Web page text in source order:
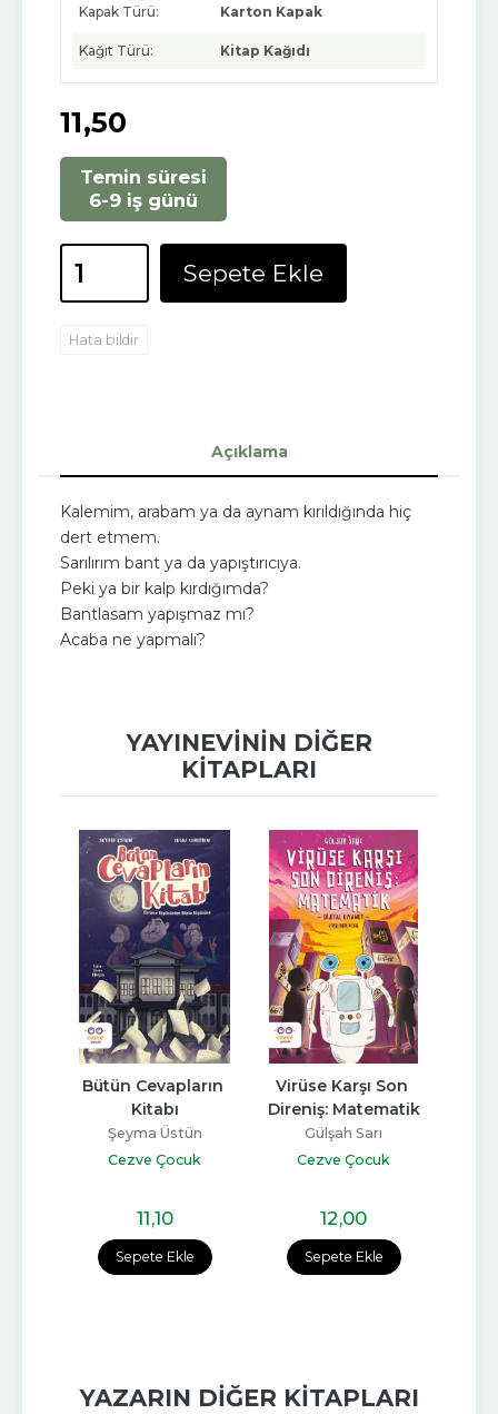
Kapak Türü: Karton Kapak
Kağıt Türü: Kitap Kağıdı
11,50
Temin süresi
6-9 iş günü
Sepete Ekle
Hata bildir
Açıklama
Kalemim, arabam ya da aynam kırıldığında hiç
dert etmem.
Sarılırım bant ya da yapıştırıcıya.
Peki ya bir kalp kırdığımda?
Bantlasam yapışmaz mı?
Acaba ne yapmalı?
YAYINEVININ DIĞER
KITAPLARI
Sepete Ekle
Bütün Cevapların
Kitabı
Şeyma Üstün
Cezve Çocuk
11,10
Sepete Ekle
Virüse Karşı Son
Direniş: Matematik
Gülşah Sarı
Cezve Çocuk
12,00
YAZARIN DIĞER KITAPLARI